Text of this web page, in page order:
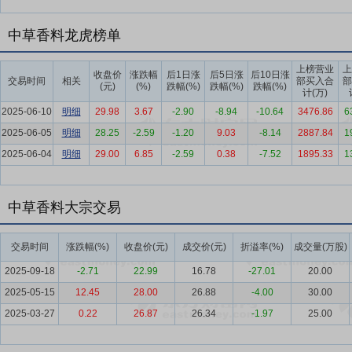
同时,发行人得以进入德之馨、奇华顿等知名客户的供应商体系,并在
发展打下了良好的客户基础。
公司自设立以来,专注于香料香精的研发、生产和
徽省天然香料提取工程技术研究中心、博士后科研工作站(博士后创新
心、“安徽省专利优秀奖”、“安徽省劳动保障诚信示范单位”、“食安安
优化产品质量、丰富产品结构、降低生产成本等方面,不断加大在香精
量产,其中公司WS-23产品于2021年12月获得安徽省经济和信息化厅
体生产技术、副产物中低含量凉味剂提取技术等为核心的工艺技术体
储、销售与售后服务全过程的质量管理体系。公司已通过了
kosher认证、FSSC22000认证、HALAL认证、欧盟REACH注册、美
于公司主营业务相关的项目,具体如下:年产2600吨凉味剂及香原料项
根据公司对未来的发展战略规划和目标制定。在募集资金到位前,公司
使用募集资金置换上述项目中预先投入的自筹资金。若实际募集资金
中草香料龙虎榜单
交易时间 相关
收盘价
(元)
涨跌幅
(%)
后1日涨
跌幅(%)
后5日涨
跌幅(%)
后10日涨
跌幅(%)
上榜营业
部买入合
计(万)
2025-06-10
明细 29.98 3.67 -2.90 -8.94 -10.64 3476.86
2025-06-05
明细 28.25 -2.59 -1.20 9.03 -8.14 2887.84
2025-06-04
明细 29.00 6.85 -2.59 0.38 -7.52 1895.33
中草香料大宗交易
交易时间 涨跌幅(%) 收盘价(元) 成交价(元) 折溢率(%) 成交量(万股)
2025-09-18 -2.71 22.99 16.78 -27.01
20.00
2025-05-15
12.45 28.00 26.88 -4.00
30.00
2025-03-27
0.22 26.87 26.34 -1.97 25.00